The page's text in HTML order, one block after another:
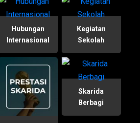
Hubungan
Internasional
Kegiatan
Sekolah
Skarida
Berbagi